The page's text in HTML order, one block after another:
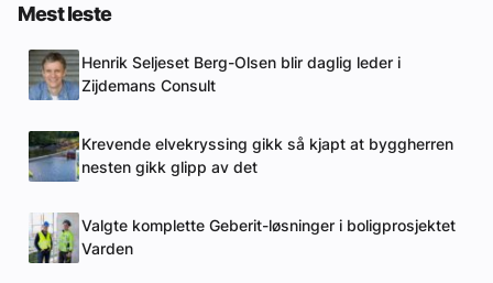
Mest leste
Henrik Seljeset Berg-Olsen blir daglig leder i
Zijdemans Consult
Krevende elvekryssing gikk så kjapt at byggherren
nesten gikk glipp av det
Valgte komplette Geberit-løsninger i boligprosjektet
Varden